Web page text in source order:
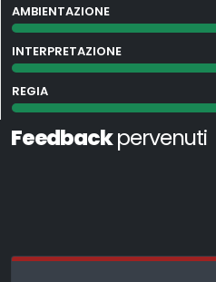
AMBIENTAZIONE
INTERPRETAZIONE
REGIA
Feedbackpervenuti